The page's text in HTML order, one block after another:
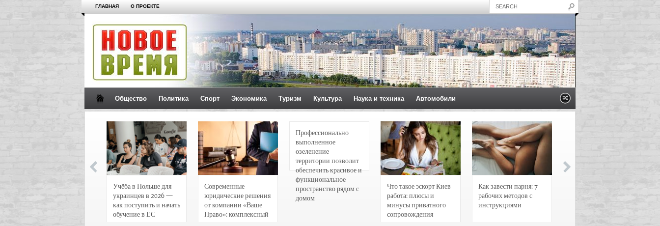
ГЛАВНАЯ О ПРОЕКТЕ
Общество Политика Спорт Экономика Туризм Культура Наука и техника Автомобили
Учёба в Польше для
украинцев в 2026 —
как поступить и начать
обучение в ЕС
Современные
юридические решения
от компании «Ваше
Право»: комплексный
Профессионально
выполненное
озеленение
территории позволит
обеспечить красивое и
функциональное
пространство рядом с
домом
Что такое эскорт Киев
работа: плюсы и
минусы приватного
сопровождения
Как завести парня: 7
рабочих методов с
инструкциями